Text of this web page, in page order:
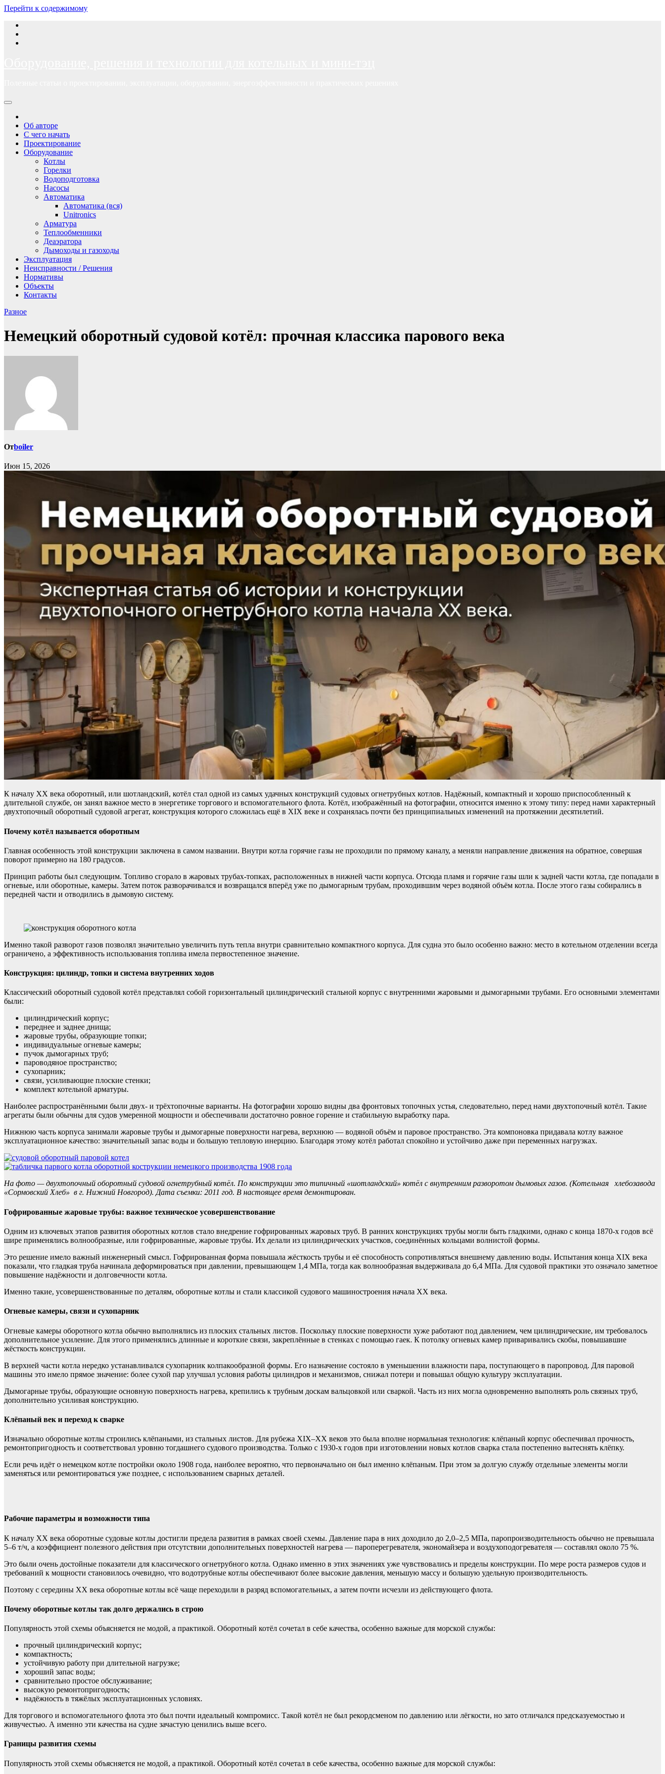
Перейти к содержимому
Об авторе
С чего начать
Проектирование
Оборудование
Котлы
Горелки
Водоподготовка
Насосы
Автоматика
Автоматика (вся)
Unitronics
Арматура
Теплообменники
Деаэратора
Дымоходы и газоходы
Эксплуатация
Неисправности / Решения
Нормативы
Объекты
Контакты
Разное
Немецкий оборотный судовой котёл: прочная классика парового века
Отboiler
Июн 15, 2026
К началу XX века оборотный, или шотландский, котёл стал одной из самых удачных конструкций судовых огнетрубных котлов. Надёжный, компактный и хорошо приспособленный к
длительной службе, он занял важное место в энергетике торгового и вспомогательного флота. Котёл, изображённый на фотографии, относится именно к этому типу: перед нами характерный
двухтопочный оборотный судовой агрегат, конструкция которого сложилась ещё в XIX веке и сохранялась почти без принципиальных изменений на протяжении десятилетий.
Почему котёл называется оборотным
Главная особенность этой конструкции заключена в самом названии. Внутри котла горячие газы не проходили по прямому каналу, а меняли направление движения на обратное, совершая
поворот примерно на 180 градусов.
Принцип работы был следующим. Топливо сгорало в жаровых трубах-топках, расположенных в нижней части корпуса. Отсюда пламя и горячие газы шли к задней части котла, где попадали в
огневые, или оборотные, камеры. Затем поток разворачивался и возвращался вперёд уже по дымогарным трубам, проходившим через водяной объём котла. После этого газы собирались в
передней части и отводились в дымовую систему.
Именно такой разворот газов позволял значительно увеличить путь тепла внутри сравнительно компактного корпуса. Для судна это было особенно важно: место в котельном отделении всегда
ограничено, а эффективность использования топлива имела первостепенное значение.
Конструкция: цилиндр, топки и система внутренних ходов
Классический оборотный судовой котёл представлял собой горизонтальный цилиндрический стальной корпус с внутренними жаровыми и дымогарными трубами. Его основными элементами
были:
цилиндрический корпус;
переднее и заднее днища;
жаровые трубы, образующие топки;
индивидуальные огневые камеры;
пучок дымогарных труб;
пароводяное пространство;
сухопарник;
связи, усиливающие плоские стенки;
комплект котельной арматуры.
Наиболее распространёнными были двух- и трёхтопочные варианты. На фотографии хорошо видны два фронтовых топочных устья, следовательно, перед нами двухтопочный котёл. Такие
агрегаты были обычны для судов умеренной мощности и обеспечивали достаточно ровное горение и стабильную выработку пара.
Нижнюю часть корпуса занимали жаровые трубы и дымогарные поверхности нагрева, верхнюю — водяной объём и паровое пространство. Эта компоновка придавала котлу важное
эксплуатационное качество: значительный запас воды и большую тепловую инерцию. Благодаря этому котёл работал спокойно и устойчиво даже при переменных нагрузках.
На фото — двухтопочный оборотный судовой огнетрубный котёл. По конструкции это типичный «шотландский» котёл с внутренним разворотом дымовых газов. (Котельная хлебозавода
«Сормовский Хлеб» в г. Нижний Новгород). Дата съемки: 2011 год. В настоящее время демонтирован.
Гофрированные жаровые трубы: важное техническое усовершенствование
Одним из ключевых этапов развития оборотных котлов стало внедрение гофрированных жаровых труб. В ранних конструкциях трубы могли быть гладкими, однако с конца 1870-х годов всё
шире применялись волнообразные, или гофрированные, жаровые трубы. Их делали из цилиндрических участков, соединённых кольцами волнистой формы.
Это решение имело важный инженерный смысл. Гофрированная форма повышала жёсткость трубы и её способность сопротивляться внешнему давлению воды. Испытания конца XIX века
показали, что гладкая труба начинала деформироваться при давлении, превышающем 1,4 МПа, тогда как волнообразная выдерживала до 6,4 МПа. Для судовой практики это означало заметное
повышение надёжности и долговечности котла.
Именно такие, усовершенствованные по деталям, оборотные котлы и стали классикой судового машиностроения начала XX века.
Огневые камеры, связи и сухопарник
Огневые камеры оборотного котла обычно выполнялись из плоских стальных листов. Поскольку плоские поверхности хуже работают под давлением, чем цилиндрические, им требовалось
дополнительное усиление. Для этого применялись длинные и короткие связи, закреплённые в стенках с помощью гаек. К потолку огневых камер приваривались скобы, повышавшие
жёсткость конструкции.
В верхней части котла нередко устанавливался сухопарник колпакообразной формы. Его назначение состояло в уменьшении влажности пара, поступающего в паропровод. Для паровой
машины это имело прямое значение: более сухой пар улучшал условия работы цилиндров и механизмов, снижал потери и повышал общую культуру эксплуатации.
Дымогарные трубы, образующие основную поверхность нагрева, крепились к трубным доскам вальцовкой или сваркой. Часть из них могла одновременно выполнять роль связных труб,
дополнительно усиливая конструкцию.
Клёпаный век и переход к сварке
Изначально оборотные котлы строились клёпаными, из стальных листов. Для рубежа XIX–XX веков это была вполне нормальная технология: клёпаный корпус обеспечивал прочность,
ремонтопригодность и соответствовал уровню тогдашнего судового производства. Только с 1930-х годов при изготовлении новых котлов сварка стала постепенно вытеснять клёпку.
Если речь идёт о немецком котле постройки около 1908 года, наиболее вероятно, что первоначально он был именно клёпаным. При этом за долгую службу отдельные элементы могли
заменяться или ремонтироваться уже позднее, с использованием сварных деталей.
Рабочие параметры и возможности типа
К началу XX века оборотные судовые котлы достигли предела развития в рамках своей схемы. Давление пара в них доходило до 2,0–2,5 МПа, паропроизводительность обычно не превышала
5–6 т/ч, а коэффициент полезного действия при отсутствии дополнительных поверхностей нагрева — пароперегревателя, экономайзера и воздухоподогревателя — составлял около 75 %.
Это были очень достойные показатели для классического огнетрубного котла. Однако именно в этих значениях уже чувствовались и пределы конструкции. По мере роста размеров судов и
требований к мощности становилось очевидно, что водотрубные котлы обеспечивают более высокие давления, меньшую массу и большую удельную производительность.
Поэтому с середины XX века оборотные котлы всё чаще переходили в разряд вспомогательных, а затем почти исчезли из действующего флота.
Почему оборотные котлы так долго держались в строю
Популярность этой схемы объясняется не модой, а практикой. Оборотный котёл сочетал в себе качества, особенно важные для морской службы:
прочный цилиндрический корпус;
компактность;
устойчивую работу при длительной нагрузке;
хороший запас воды;
сравнительно простое обслуживание;
высокую ремонтопригодность;
надёжность в тяжёлых эксплуатационных условиях.
Для торгового и вспомогательного флота это был почти идеальный компромисс. Такой котёл не был рекордсменом по давлению или лёгкости, но зато отличался предсказуемостью и
живучестью. А именно эти качества на судне зачастую ценились выше всего.
Границы развития схемы
Популярность этой схемы объясняется не модой, а практикой. Оборотный котёл сочетал в себе качества, особенно важные для морской службы: